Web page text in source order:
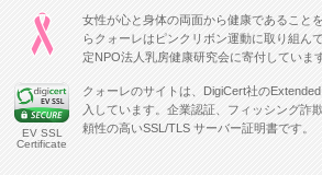
女性が心と身体の両面から健康であること
らクォーレはピンクリボン運動に取り組ん
定NPO法人乳房健康研究会に寄付しています
EV SSL
Certificate
クォーレのサイトは、DigiCert社の
入しています。企業認証、フィッシング詐
頼性の高いSSL/TLS サーバー証明書です。